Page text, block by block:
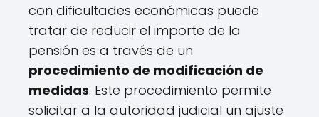
con dificultades económicas puede
tratar de reducir el importe de la
pensión es a través de un
procedimiento de modificación de
medidas. Este procedimiento permite
solicitar a la autoridad judicial un ajuste